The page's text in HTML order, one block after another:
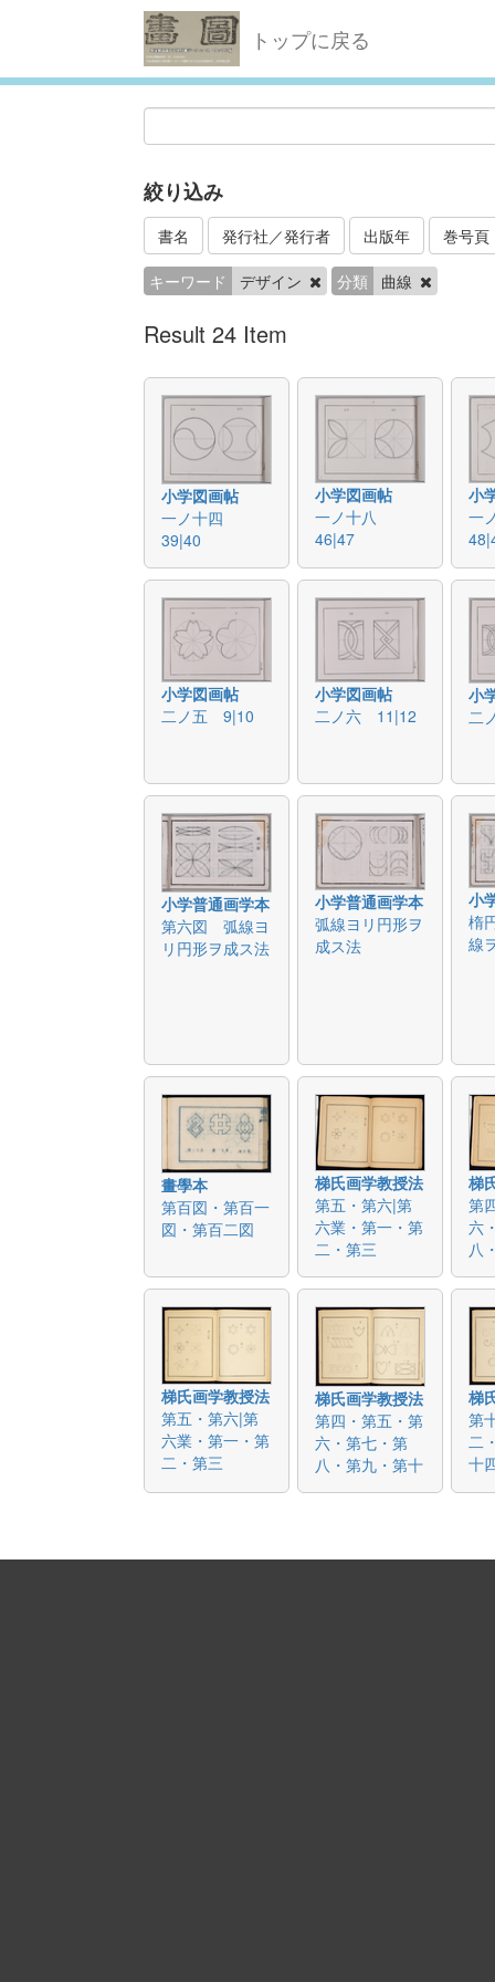
トップに戻る
絞り込み
書名 発行社／発行者 出版年 巻号頁
キーワード デザイン 分類 曲線
Result 24 Item
小学図画帖
一ノ十四
39|40
小学図画帖
一ノ十八
46|47
小
一
小学図画帖
二ノ五 9|10
小学図画帖
二ノ六 11|12
小
二
小学普通画学本
第六図 弧線ヨ
リ円形ヲ成ス法
小学普通画学本
弧線ヨリ円形ヲ
成ス法
小
楕
線
畫學本
第百図・第百一
図・第百二図
梯氏画学教授法
第五・第六|第
六業・第一・第
二・第三
梯
第
六
八
梯氏画学教授法
第五・第六|第
六業・第一・第
二・第三
梯氏画学教授法
第四・第五・第
六・第七・第
八・第九・第十
梯
第
二
十